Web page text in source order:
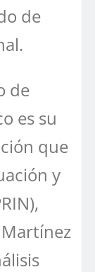
de
de
es su
que
y